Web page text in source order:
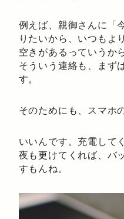
例えば、親御さんに「
りたいから、いつもよ
空きがあるっていうか
そういう連絡も、まず
す。
そのためにも、スマホ
いいんです。充電して
夜も更けてくれば、バ
すもんね。